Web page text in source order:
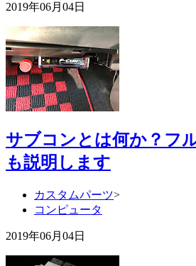
2019年06月04日
サブコンとは何か？フ
も説明します
カスタムパーツ>
コンピュータ
2019年06月04日